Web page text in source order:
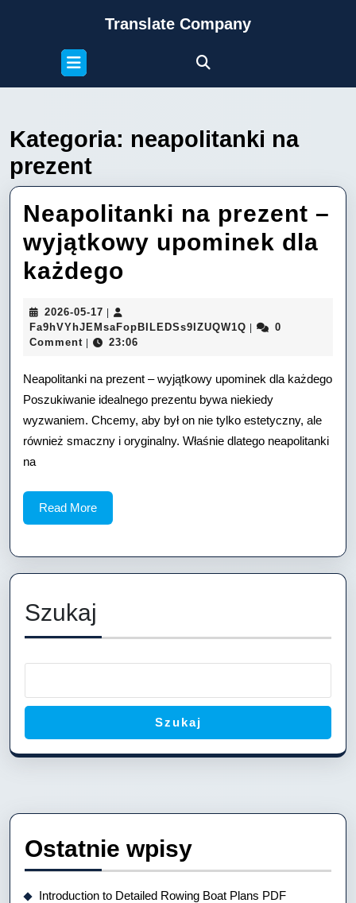
Translate Company
Open
Button
Kategoria: neapolitanki na
prezent
Neapolitanki na prezent –
wyjątkowy upominek dla
każdego
prezent
wyjątkowy
upominek
dla
2026-05-17 2026-
05-
17
Fa9hVYhJEMsaFopBILEDSs9IZUQW1Q
0
Comment
23:06
Neapolitanki na prezent – wyjątkowy upominek dla każdego
Poszukiwanie idealnego prezentu bywa niekiedy
wyzwaniem. Chcemy, aby był on nie tylko estetyczny, ale
również smaczny i oryginalny. Właśnie dlatego neapolitanki
na
Read MoreRead
More
Szukaj
Szukaj
Ostatnie wpisy
Introduction to Detailed Rowing Boat Plans PDF